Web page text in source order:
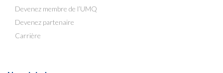
Devenez membre de l’UMQ
Devenez partenaire
Carrière